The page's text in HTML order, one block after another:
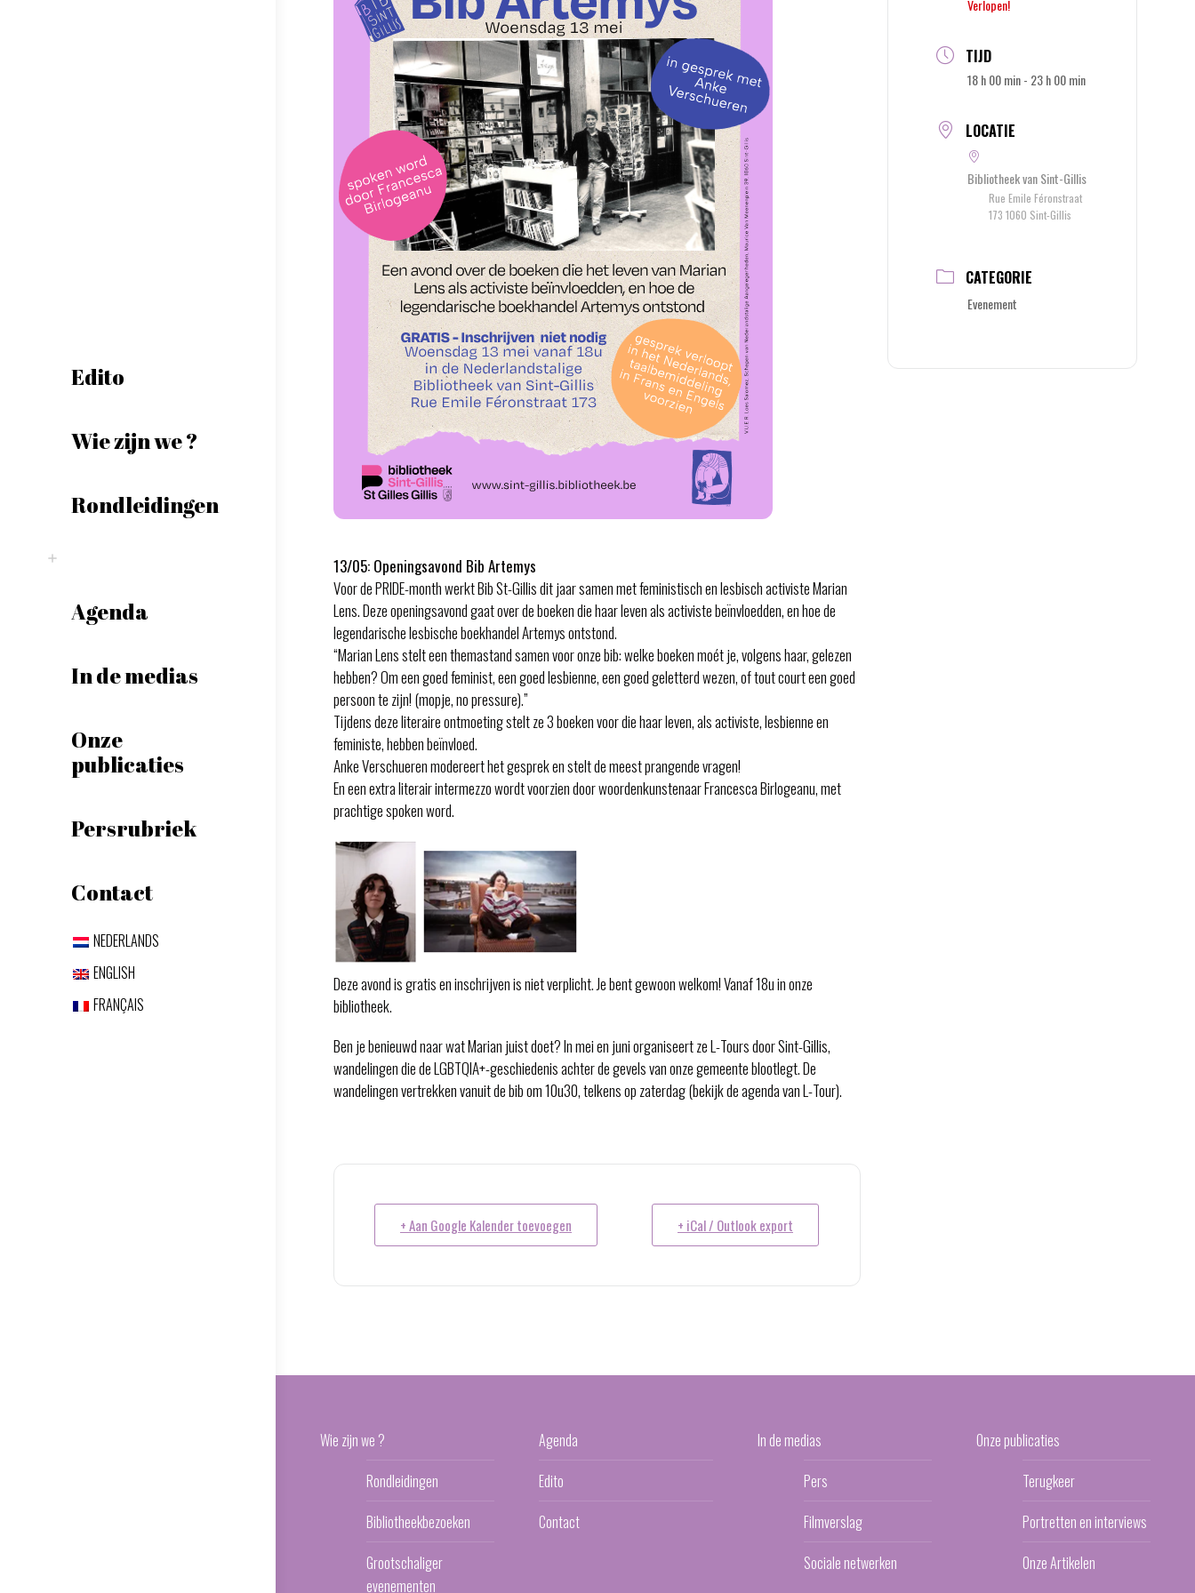
Edito
Wie zijn we ?
Rondleidingen
Agenda
In de medias
Onze
publicaties
Persrubriek
Contact
NEDERLANDS
ENGLISH
FRANÇAIS
13/05: Openingsavond Bib Artemys
Voor de PRIDE-month werkt Bib St-Gillis dit jaar samen met feministisch en lesbisch activiste Marian
Lens. Deze openingsavond gaat over de boeken die haar leven als activiste beïnvloedden, en hoe de
legendarische lesbische boekhandel Artemys ontstond.
“Marian Lens stelt een themastand samen voor onze bib: welke boeken moét je, volgens haar, gelezen
hebben? Om een goed feminist, een goed lesbienne, een goed geletterd wezen, of tout court een goed
persoon te zijn! (mopje, no pressure).”
Tijdens deze literaire ontmoeting stelt ze 3 boeken voor die haar leven, als activiste, lesbienne en
feministe, hebben beïnvloed.
Anke Verschueren modereert het gesprek en stelt de meest prangende vragen!
En een extra literair intermezzo wordt voorzien door woordenkunstenaar Francesca Birlogeanu, met
prachtige spoken word.
Deze avond is gratis en inschrijven is niet verplicht. Je bent gewoon welkom! Vanaf 18u in onze
bibliotheek.
Ben je benieuwd naar wat Marian juist doet? In mei en juni organiseert ze L-Tours door Sint-Gillis,
wandelingen die de LGBTQIA+-geschiedenis achter de gevels van onze gemeente blootlegt. De
wandelingen vertrekken vanuit de bib om 10u30, telkens op zaterdag (bekijk de agenda van L-Tour).
+ Aan Google Kalender toevoegen + iCal / Outlook export
Verlopen!
TIJD
18 h 00 min - 23 h 00 min
LOCATIE
Bibliotheek van Sint-Gillis
Rue Emile Féronstraat
173 1060 Sint-Gillis
CATEGORIE
Evenement
Wie zijn we ?
Rondleidingen
Bibliotheekbezoeken
Grootschaliger
evenementen
Agenda
Edito
Contact
In de medias
Pers
Filmverslag
Sociale netwerken
Onze publicaties
Terugkeer
Portretten en interviews
Onze Artikelen